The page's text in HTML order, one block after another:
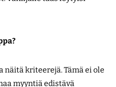
näitä kriteerejä. Tämä ei ole
myyntiä edistävä